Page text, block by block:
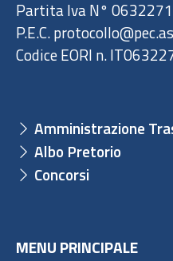
Partita Iva N°
P.E.C.
Codice EORI n.
Amministrazione
Albo Pretorio
Concorsi
MENU PRINCIPALE